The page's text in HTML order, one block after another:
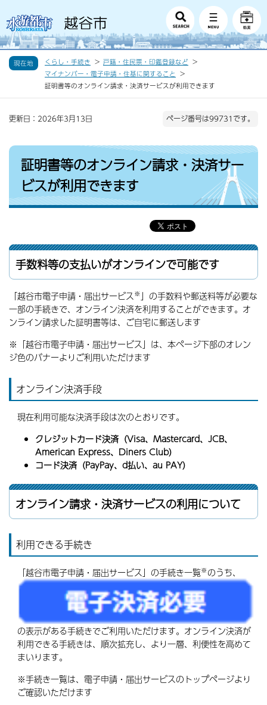
現在地 くらし・手続き
戸籍・住民票・印鑑登録など
マイナンバー・電子申請・住基に関すること
証明書等のオンライン請求・決済サービスが利用できます
更新日：2026年3月13日 ページ番号は99731です。
証明書等のオンライン請求・決済サー
ビスが利用できます
手数料等の支払いがオンラインで可能です
「越谷市電子申請・届出サービス※ 」の手数料や郵送料等が必要な
一部の手続きで、オンライン決済を利用することができます。オ
ンライン請求した証明書等は、ご自宅に郵送します
※「越谷市電子申請・届出サービス」は、本ページ下部のオレン
ジ色のバナーよりご利用いただけます
オンライン決済手段
現在利用可能な決済手段は次のとおりです。
クレジットカード決済（Visa、Mastercard、JCB、
American Express、Diners Club）
コード決済（PayPay、d払い、au PAY）
オンライン請求・決済サービスの利用について
利用できる手続き
「越谷市電子申請・届出サービス」の手続き一覧※のうち、
の表示がある手続きでご利用いただけます。オンライン決済が
利用できる手続きは、順次拡充し、より一層、利便性を高めて
まいります。
※手続き一覧は、電子申請・届出サービスのトップページより
ご確認いただけます